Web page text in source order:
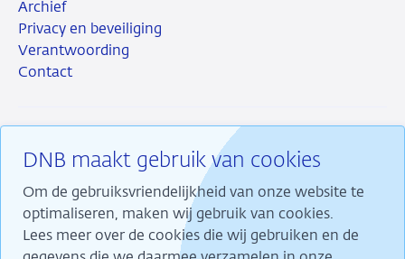
DNB maakt gebruik van cookies
Om de gebruiksvriendelijkheid van onze website te
optimaliseren, maken wij gebruik van cookies.
Lees meer over de cookies die wij gebruiken en de
Archief
Privacy en beveiliging
Verantwoording
Contact
RSS InstagramLinkedin
X